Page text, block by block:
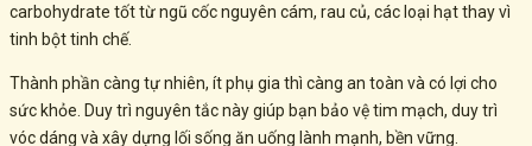
carbohydrate tốt từ ngũ cốc nguyên cám, rau củ, các loại hạt thay vì
tinh bột tinh chế.
Thành phần càng tự nhiên, ít phụ gia thì càng an toàn và có lợi cho
sức khỏe. Duy trì nguyên tắc này giúp bạn bảo vệ tim mạch, duy trì
vóc dáng và xây dựng lối sống ăn uống lành mạnh, bền vững.